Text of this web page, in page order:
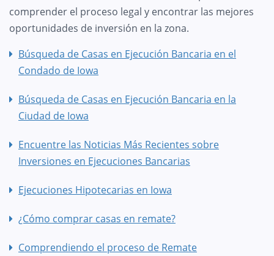
comprender el proceso legal y encontrar las mejores
oportunidades de inversión en la zona.
Búsqueda de Casas en Ejecución Bancaria en el
Condado de Iowa
Búsqueda de Casas en Ejecución Bancaria en la
Ciudad de Iowa
Encuentre las Noticias Más Recientes sobre
Inversiones en Ejecuciones Bancarias
Ejecuciones Hipotecarias en Iowa
¿Cómo comprar casas en remate?
Comprendiendo el proceso de Remate